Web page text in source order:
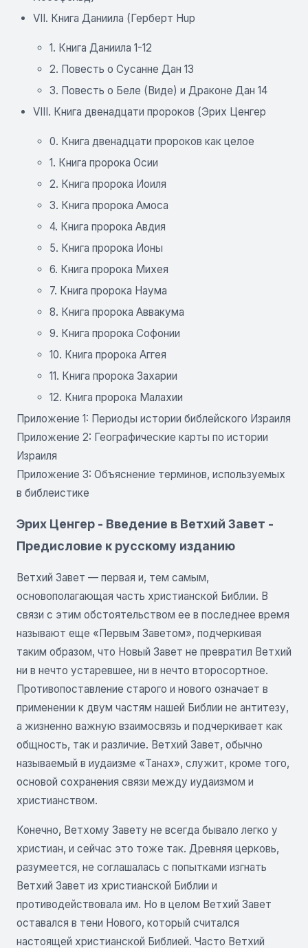
VII. Книга Даниила (Герберт Hup
1. Книга Даниила 1-12
2. Повесть о Сусанне Дан 13
3. Повесть о Беле (Виде) и Драконе Дан 14
VIII. Книга двенадцати пророков (Эрих Ценгер
0. Книга двенадцати пророков как целое
1. Книга пророка Осии
2. Книга пророка Иоиля
3. Книга пророка Амоса
4. Книга пророка Авдия
5. Книга пророка Ионы
6. Книга пророка Михея
7. Книга пророка Наума
8. Книга пророка Аввакума
9. Книга пророка Софонии
10. Книга пророка Аггея
11. Книга пророка Захарии
12. Книга пророка Малахии
Приложение 1: Периоды истории библейского Израиля
Приложение 2: Географические карты по истории
Израиля
Приложение 3: Объяснение терминов, используемых
в библеистике
Эрих Ценгер - Введение в Ветхий Завет -
Предисловие к русскому изданию
Ветхий Завет — первая и, тем самым,
основополагающая часть христианской Библии. В
связи с этим обстоятельством ее в последнее время
называют еще «Первым Заветом», подчеркивая
таким образом, что Новый Завет не превратил Ветхий
ни в нечто устаревшее, ни в нечто второсортное.
Противопоставление старого и нового означает в
применении к двум частям нашей Библии не антитезу,
а жизненно важную взаимосвязь и подчеркивает как
общность, так и различие. Ветхий Завет, обычно
называемый в иудаизме «Танах», служит, кроме того,
основой сохранения связи между иудаизмом и
христианством.
Конечно, Ветхому Завету не всегда бывало легко у
христиан, и сейчас это тоже так. Древняя церковь,
разумеется, не соглашалась с попытками изгнать
Ветхий Завет из христианской Библии и
противодействовала им. Но в целом Ветхий Завет
оставался в тени Нового, который считался
настоящей христианской Библией. Часто Ветхий